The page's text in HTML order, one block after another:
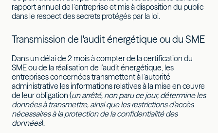
rapport annuel de l’entreprise et mis à disposition du public
dans le respect des secrets protégés par la loi.
Transmission de l'audit énergétique ou du SME
Dans un délai de 2 mois à compter de la certification du
SME ou de la réalisation de l’audit énergétique, les
entreprises concernées transmettent à l’autorité
administrative les informations relatives à la mise en œuvre
de leur obligation (un arrêté, non paru ce jour, détermine les
données à transmettre, ainsi que les restrictions d’accès
nécessaires à la protection de la confidentialité des
données).